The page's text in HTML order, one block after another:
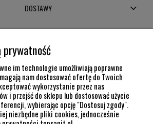
DOSTAWY
POMOC
INFORMACJE
prywatność
im technologie umożliwiają poprawne
nam dostosować ofertę do Twoich
wykorzystanie przez nas
i przejść do sklepu lub dostosować użycie
wybierając opcję "Dostosuj zgody".
niezbędne pliki cookies, jednocześnie